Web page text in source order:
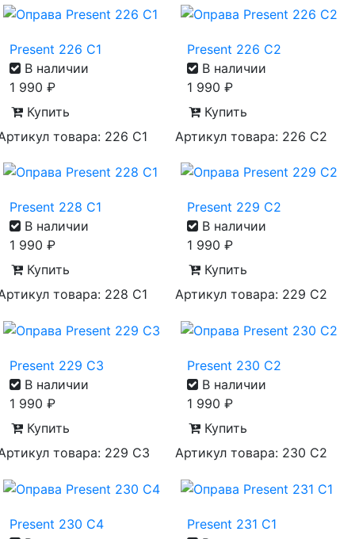
Present 226 C1
В наличии
1 990 ₽
Купить
товара: 226 C1
Present 226 C2
В наличии
1 990 ₽
Купить
Артикул товара: 226 C2
Present 228 C1
В наличии
1 990 ₽
Купить
товара: 228 C1
Present 229 C2
В наличии
1 990 ₽
Купить
Артикул товара: 229 C2
Present 229 C3
В наличии
1 990 ₽
Купить
товара: 229 C3
Present 230 C2
В наличии
1 990 ₽
Купить
Артикул товара: 230 C2
Present 230 C4
Present 231 C1